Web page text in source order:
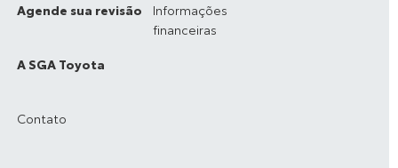
Agende sua revisão
A SGA Toyota
Contato
Informações
financeiras